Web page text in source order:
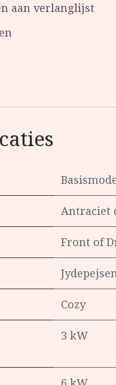
aan verlanglijst
Antraciet
Front of
Cozy
3 kW